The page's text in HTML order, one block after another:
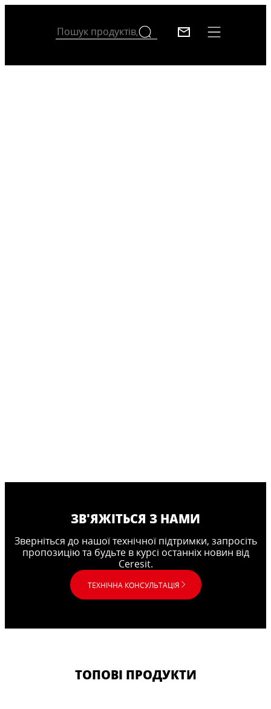
ЗВ'ЯЖІТЬСЯ З НАМИ
Зверніться до нашої технічної підтримки, запросіть
пропозицію та будьте в курсі останніх новин від
Ceresit.
ТЕХНІЧНА КОНСУЛЬТАЦІЯ
ТОПОВІ ПРОДУКТИ